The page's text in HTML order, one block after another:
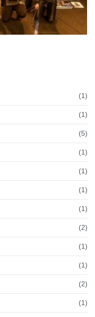
(1)
(1)
(5)
(1)
(1)
(1)
(1)
(2)
(1)
(1)
(2)
(1)